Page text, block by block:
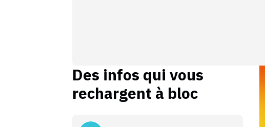
Des infos qui vous
rechargent à bloc